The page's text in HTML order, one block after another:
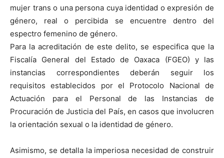
mujer trans o una persona cuya identidad o expresión de
género, real o percibida se encuentre dentro del
espectro femenino de género.
Para la acreditación de este delito, se especifica que la
Fiscalía General del Estado de Oaxaca (FGEO) y las
instancias correspondientes deberán seguir los
requisitos establecidos por el Protocolo Nacional de
Actuación para el Personal de las Instancias de
Procuración de Justicia del País, en casos que involucren
la orientación sexual o la identidad de género.
Asimismo, se detalla la imperiosa necesidad de construir